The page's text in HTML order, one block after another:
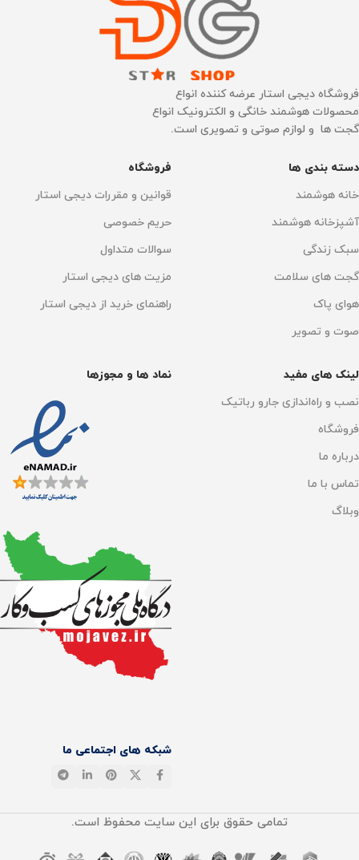
چین
دارد
دارد
اتصال به WI-FI
قابلیت اتصال
نوع نمایشگر
GOOGLE ASSISTANT
داخلی
تعداد پورت HDMI
4K)
فروشگاه دیجی استار عرضه کننده انواع
محصولات هوشمند خانگی و الکترونیک انواع
گجت ها و لوازم صوتی و تصویری است.
دسته بندی ها
خانه هوشمند
آشپزخانه هوشمند
سبک زندگی
گجت های سلامت
هوای پاک
صوت و تصویر
فروشگاه
قوانین و مقررات دیجی استار
حریم خصوصی
سوالات متداول
مزیت های دیجی استار
راهنمای خرید از دیجی استار
لینک های مفید
نصب و راه‌اندازی جارو رباتیک
فروشگاه
درباره ما
تماس با ما
وبلاگ
نماد ها و مجوزها
شبکه های اجتماعی ما
تمامی حقوق برای این سایت محفوظ است.